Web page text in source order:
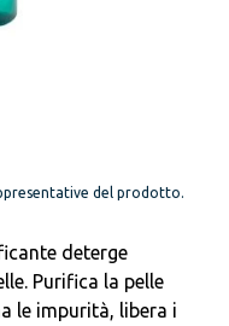
del prodotto.
deterge
Purifica la pelle
le impurità, libera i